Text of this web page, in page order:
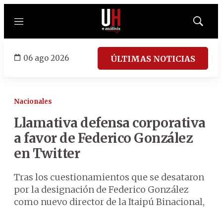
Menú
Mostrar
06 ago 2026 ÚLTIMAS NOTICIAS
Nacionales
Llamativa defensa corporativa
a favor de Federico González
en Twitter
Tras los cuestionamientos que se desataron
por la designación de Federico González
como nuevo director de la Itaipú Binacional,